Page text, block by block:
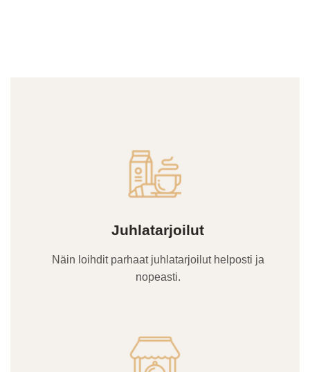
Juhlatarjoilut
Näin loihdit parhaat juhlatarjoilut helposti ja
nopeasti.